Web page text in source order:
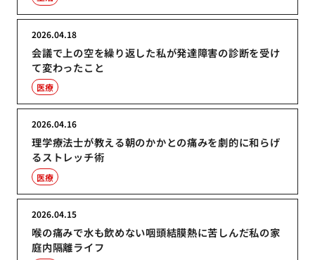
会議で上の空を繰り返した私が発達障害の診断を受け
て変わったこと
2026.04.18
医療
理学療法士が教える朝のかかとの痛みを劇的に和らげ
るストレッチ術
2026.04.16
医療
喉の痛みで水も飲めない咽頭結膜熱に苦しんだ私の家
庭内隔離ライフ
2026.04.15